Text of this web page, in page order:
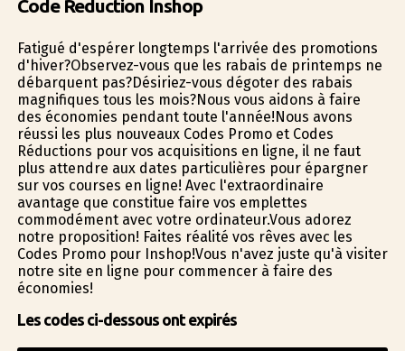
Code Reduction Inshop
Fatigué d'espérer longtemps l'arrivée des promotions
d'hiver?Observez-vous que les rabais de printemps ne
débarquent pas?Désiriez-vous dégoter des rabais
magnifiques tous les mois?Nous vous aidons à faire
des économies pendant toute l'année!Nous avons
réussi les plus nouveaux Codes Promo et Codes
Réductions pour vos acquisitions en ligne, il ne faut
plus attendre aux dates particulières pour épargner
sur vos courses en ligne! Avec l'extraordinaire
avantage que constitue faire vos emplettes
commodément avec votre ordinateur.Vous adorez
notre proposition! Faites réalité vos rêves avec les
Codes Promo pour Inshop!Vous n'avez juste qu'à visiter
notre site en ligne pour commencer à faire des
économies!
Les codes ci-dessous ont expirés